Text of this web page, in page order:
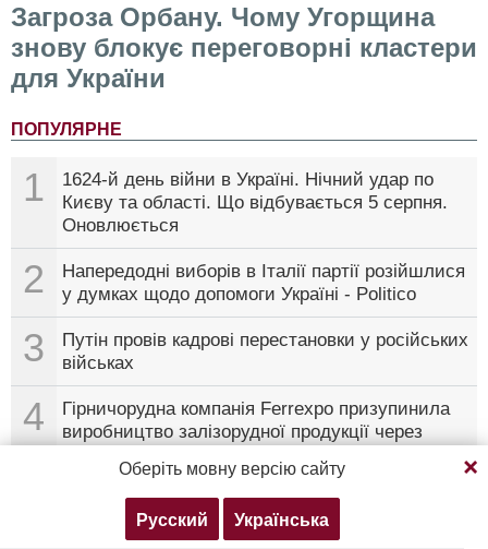
Загроза Орбану. Чому Угорщина
знову блокує переговорні кластери
для України
ПОПУЛЯРНЕ
1
1624-й день війни в Україні. Нічний удар по
Києву та області. Що відбувається 5 серпня.
Оновлюється
2
Напередодні виборів в Італії партії розійшлися
у думках щодо допомоги Україні - Politico
3
Путін провів кадрові перестановки у російських
військах
4
Гірничорудна компанія Ferrexpo призупинила
виробництво залізорудної продукції через
Трамп відмовився передавати Україні ракети
для Patriot, пославшись на їхню нестачу через
Продовжуючи перегляд, ви погоджуєтесь з нашою
політикою конфіденційності
Згоден Докладніше
Оберіть мовну версію сайту
Русский Українська